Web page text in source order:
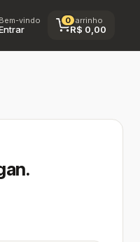
Bem-vindo 0Carrinho
R$ 0,00